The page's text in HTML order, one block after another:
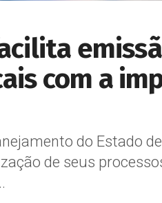
com a
do Estado
de seus